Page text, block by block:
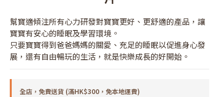
幫寶適傾注所有心力研發對寶寶更好、更舒適的產品，讓
寶寶有安心的睡眠及學習環境。
只要寶寶得到爸爸媽媽的關愛、充足的睡眠以促進身心發
展，還有自由暢玩的生活，就是快樂成長的好開始。
全店，免費送貨 (滿HK$300，免本地運費)